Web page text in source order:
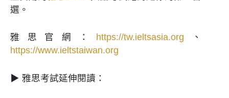
選。
雅思官網： https://tw.ieltsasia.org 、
https://www.ieltstaiwan.org
▶ 雅思考試延伸閱讀：